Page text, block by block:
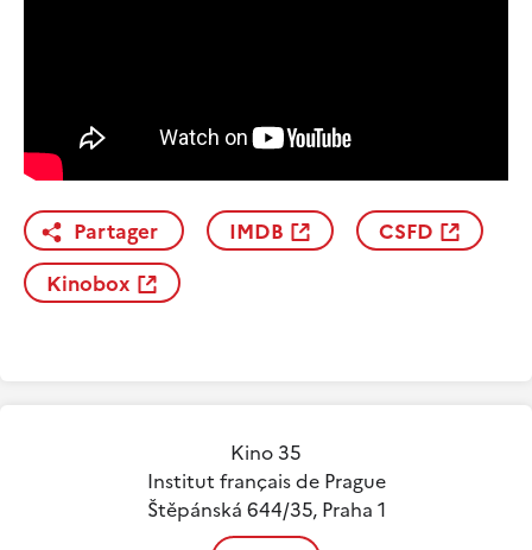
Partager IMDB
CSFD
Kinobox
Kino 35
Institut français de Prague
Štěpánská 644/35, Praha 1